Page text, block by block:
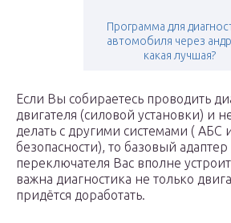
Программа для
автомобиля через
какая лучшая?
Если Вы собираетесь проводить
двигателя (силовой установки) и
делать с другими системами ( АБС
безопасности), то базовый адаптер
переключателя Вас вполне
важна диагностика не только
придётся доработать.